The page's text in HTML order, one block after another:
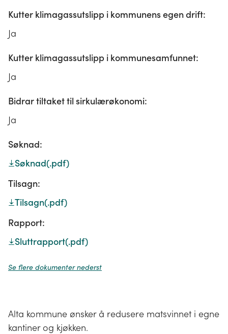
Kutter klimagassutslipp i kommunens egen drift:
Ja
Kutter klimagassutslipp i kommunesamfunnet:
Ja
Bidrar tiltaket til sirkulærøkonomi:
Ja
Søknad:
Søknad(.pdf)
Tilsagn:
Tilsagn(.pdf)
Rapport:
Sluttrapport(.pdf)
Se flere dokumenter nederst
Alta kommune ønsker å redusere matsvinnet i egne
kantiner og kjøkken.